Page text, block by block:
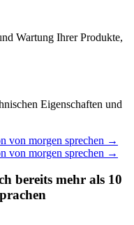
Wartung Ihrer Produkte,
Eigenschaften und
von morgen sprechen →
von morgen sprechen →
bereits mehr als 10